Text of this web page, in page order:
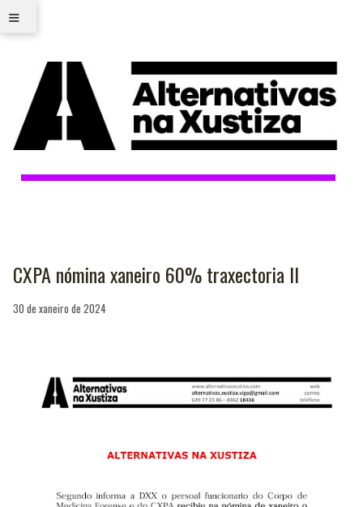
≡
CXPA nómina xaneiro 60% traxectoria II
30 de xaneiro de 2024